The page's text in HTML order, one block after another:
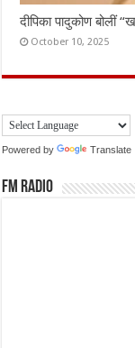
दीपिका पादुकोण बोलीं
October 10, 2025
Powered by Translate
FM Radio